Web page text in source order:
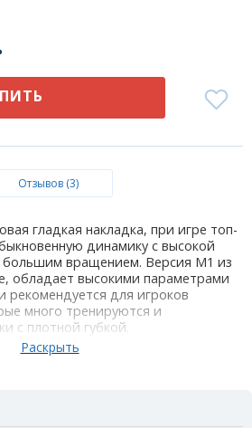
Отзывов (3)
гладкая накладка, при игре топ-
динамику с высокой
большим вращением. Версия M1 из
обладает высокими параметрами
рекомендуется для игроков
много тренируются и
с плотной губкой.